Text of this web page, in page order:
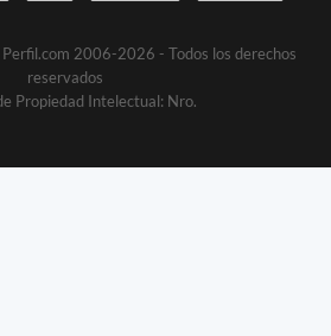
Perfil.com 2006-2026 - Todos los derechos
reservados
Propiedad Intelectual: Nro.